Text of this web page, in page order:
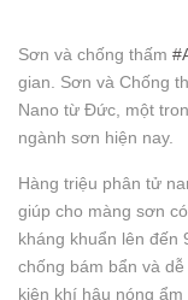
Sơn và chống thấm
gian. Sơn và Chống
Nano từ Đức, một
ngành sơn hiện nay.
Hàng triệu phân tử
giúp cho màng sơn
kháng khuẩn lên đến
chống bám bẩn và
kiện khí hậu nóng